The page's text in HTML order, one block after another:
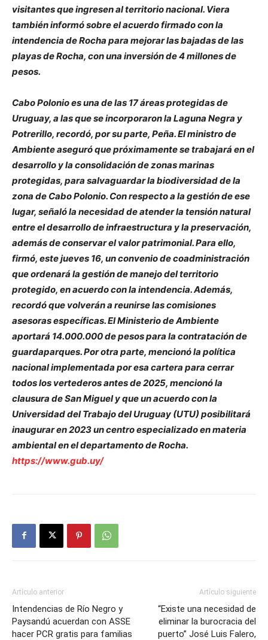
visitantes que ingresen al territorio nacional. Viera
también informó sobre el acuerdo firmado con la
intendencia de Rocha para mejorar las bajadas de las
playas de Rocha, con una inversión de 4 millones de
pesos.
Cabo Polonio es una de las 17 áreas protegidas de
Uruguay, a las que se incorporaron la Laguna Negra y
Potrerillo, recordó, por su parte, Peña. El ministro de
Ambiente aseguró que próximamente se trabajará en el
desarrollo y la consolidación de zonas marinas
protegidas, para salvaguardar la biodiversidad de la
zona de Cabo Polonio. Con respecto a la gestión de ese
lugar, señaló la necesidad de atender la tensión natural
entre el desarrollo de infraestructura y la preservación,
además de conservar el valor patrimonial. Para ello,
firmó, este jueves 16, un convenio de coadministración
que ordenará la gestión de manejo del territorio
protegido, en acuerdo con la intendencia. Además,
recordó que volverán a reunirse las comisiones
asesoras específicas. El Ministerio de Ambiente
aportará 14.000.000 de pesos para la contratación de
guardaparques. Por otra parte, mencionó la política
nacional implementada por esa cartera para cerrar
todos los vertederos antes de 2025, mencionó la
clausura de San Miguel y que un acuerdo con la
Universidad del Trabajo del Uruguay (UTU) posibilitará
inaugurar en 2023 un centro especializado en materia
ambiental en el departamento de Rocha.
https://www.gub.uy/
Artículo anterior
Intendencias de Río Negro y
Paysandú acuerdan con ASSE
hacer PCR gratis para familias
Artículo siguiente
“Existe una necesidad de
eliminar la burocracia del
puerto” José Luis Falero,